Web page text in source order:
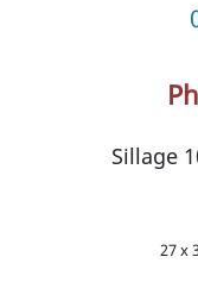
Sillage
27 x